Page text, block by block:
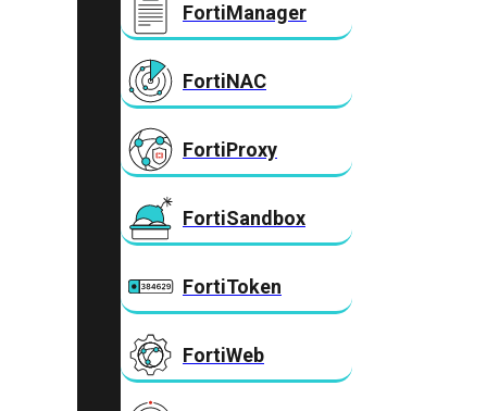
FortiManager
FortiNAC
FortiProxy
FortiSandbox
FortiToken
FortiWeb